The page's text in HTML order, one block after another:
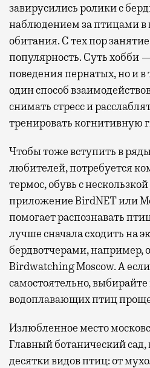
завирусились ролики с
наблюдением за птицами в
обитания. С тех пор
популярность. Суть хобби
поведения пернатых, но и
один способ
снимать стресс и
тренировать когнитивную
Чтобы тоже вступить в
любителей, потребуется
термос, обувь с
приложение BirdNET или
помогает распознавать
лучше сначала сходить на
бердвотчерами, например,
Birdwatching Moscow. А
самостоятельно,
водоплавающих птиц
Излюбленное место
Главный ботанический сад,
десятки видов птиц: от